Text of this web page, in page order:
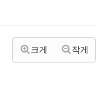
크게 작게